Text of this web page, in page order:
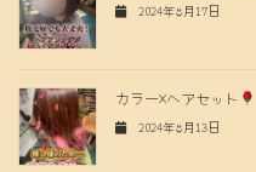
2024年8月17日
カラー×ヘアセット
2024年8月13日